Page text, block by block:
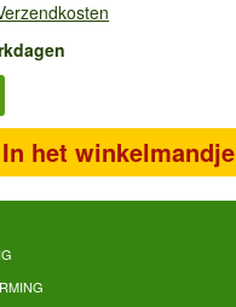
In het winkelmandje